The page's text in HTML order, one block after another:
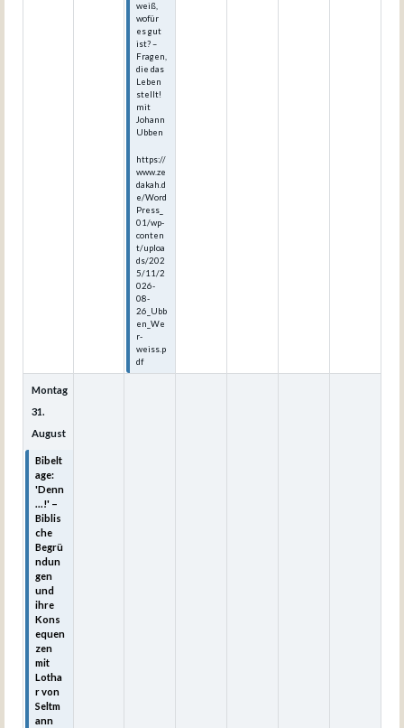
weiß,
wofür
es gut
ist? –
Fragen,
die das
Leben
stellt!
mit
Johann
Ubben
https://
www.ze
dakah.d
e/Word
Press_
01/wp-
conten
t/uploa
ds/202
5/11/2
026-
08-
26_Ubb
en_We
r-
weiss.p
df
Montag
31.
August
Bibelt
age:
'Denn
...!' –
Biblis
che
Begrü
ndun
gen
und
ihre
Kons
equen
zen
mit
Lotha
r von
Seltm
ann